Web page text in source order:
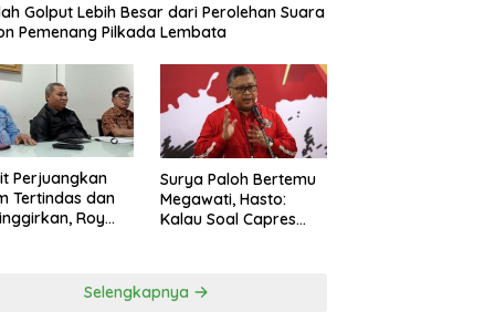
Golput Lebih Besar dari Perolehan Suara
Pemenang Pilkada Lembata
Perjuangkan
Tertindas dan
Roy
Surya Paloh Bertemu
Megawati, Hasto:
Kalau Soal Capres
Selengkapnya